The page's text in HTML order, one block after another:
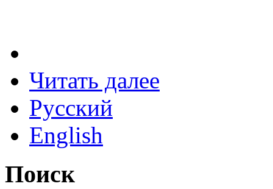
Читать далее
Русский
English
Поиск